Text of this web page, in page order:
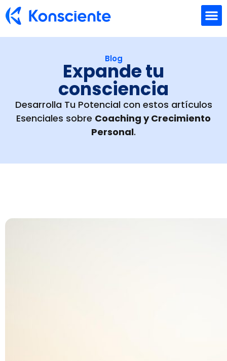
Blog
Expande tu
consciencia
Desarrolla Tu Potencial con estos artículos
Esenciales sobre Coaching y Crecimiento
Personal.